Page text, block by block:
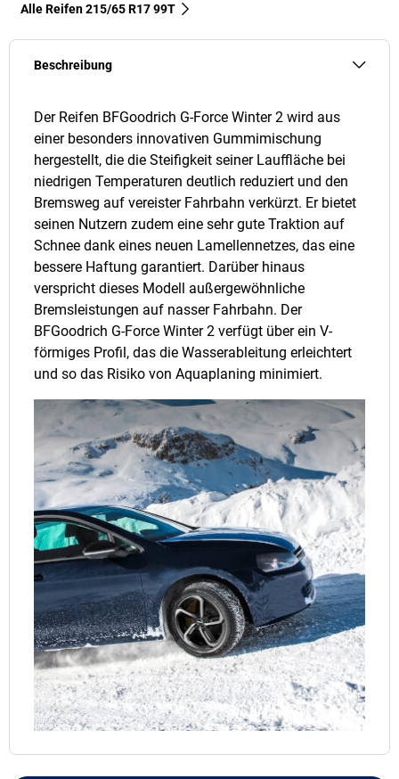
Alle Reifen‎ 215/65 R17 99T
Beschreibung
Der Reifen BFGoodrich G-Force Winter 2 wird aus
einer besonders innovativen Gummimischung
hergestellt, die die Steifigkeit seiner Lauffläche bei
niedrigen Temperaturen deutlich reduziert und den
Bremsweg auf vereister Fahrbahn verkürzt. Er bietet
seinen Nutzern zudem eine sehr gute Traktion auf
Schnee dank eines neuen Lamellennetzes, das eine
bessere Haftung garantiert. Darüber hinaus
verspricht dieses Modell außergewöhnliche
Bremsleistungen auf nasser Fahrbahn. Der
BFGoodrich G-Force Winter 2 verfügt über ein V-
förmiges Profil, das die Wasserableitung erleichtert
und so das Risiko von Aquaplaning minimiert.